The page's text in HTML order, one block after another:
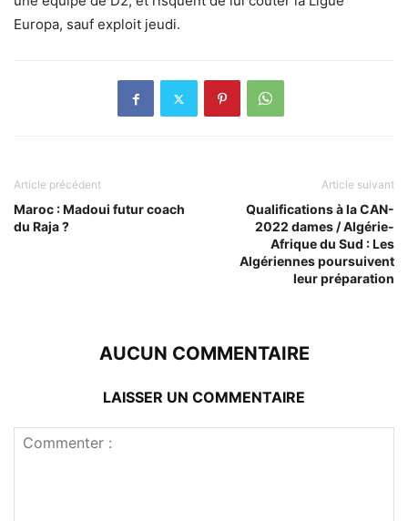
Europa, sauf exploit jeudi.
Article précédent
Maroc : Madoui futur coach
du Raja ?
Article suivant
Qualifications à la CAN-
2022 dames / Algérie-
Afrique du Sud : Les
Algériennes poursuivent
leur préparation
AUCUN COMMENTAIRE
LAISSER UN COMMENTAIRE